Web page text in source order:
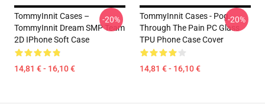
TommyInnit Cases –
TommyInnit Dream SMP Team
2D IPhone Soft Case
14,81 € - 16,10 €
-20%
TommyInnit Cases - Pog
Through The Pain PC Glass
TPU Phone Case Cover
14,81 € - 16,10 €
-20%